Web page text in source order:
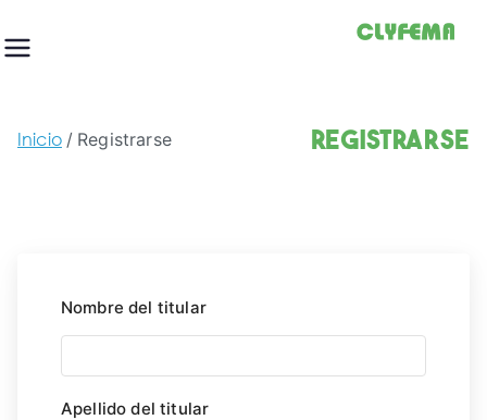
al
Registrarse
Inicio Registrarse
Nombre del titular
Apellido del titular